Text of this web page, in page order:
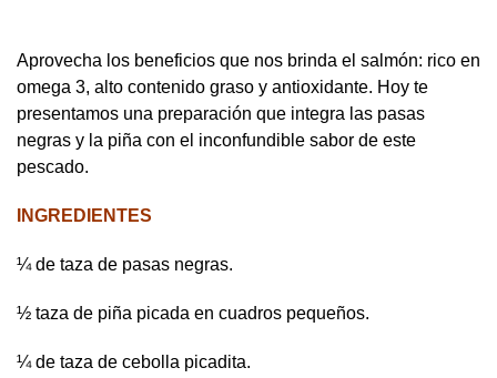
Aprovecha los beneficios que nos brinda el salmón: rico en
omega 3, alto contenido graso y antioxidante. Hoy te
presentamos una preparación que integra las pasas
negras y la piña con el inconfundible sabor de este
pescado.
INGREDIENTES
¼ de taza de pasas negras.
½ taza de piña picada en cuadros pequeños.
¼ de taza de cebolla picadita.